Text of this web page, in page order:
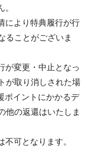
により特典履行が行
ることがございま
が変更・中止となっ
が取り消しされた場
ポイントにかかるデ
他の返還はいたしま
可となります。